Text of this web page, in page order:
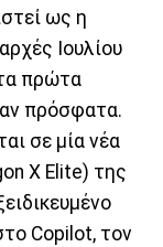
ως η
Ιουλίου
πρώτα
πρόσφατα.
σε μία νέα
X Elite) της
Copilot, τον